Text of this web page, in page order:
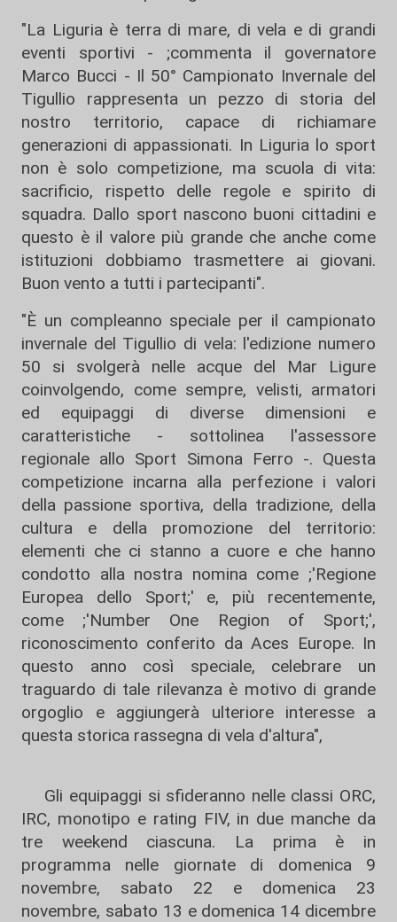
"La Liguria è terra di mare, di vela e di grandi
eventi sportivi - ;commenta il governatore
Marco Bucci - Il 50° Campionato Invernale del
Tigullio rappresenta un pezzo di storia del
nostro territorio, capace di richiamare
generazioni di appassionati. In Liguria lo sport
non è solo competizione, ma scuola di vita:
sacrificio, rispetto delle regole e spirito di
squadra. Dallo sport nascono buoni cittadini e
questo è il valore più grande che anche come
istituzioni dobbiamo trasmettere ai giovani.
Buon vento a tutti i partecipanti".
"È un compleanno speciale per il campionato
invernale del Tigullio di vela: l'edizione numero
50 si svolgerà nelle acque del Mar Ligure
coinvolgendo, come sempre, velisti, armatori
ed equipaggi di diverse dimensioni e
caratteristiche - sottolinea l'assessore
regionale allo Sport Simona Ferro -. Questa
competizione incarna alla perfezione i valori
della passione sportiva, della tradizione, della
cultura e della promozione del territorio:
elementi che ci stanno a cuore e che hanno
condotto alla nostra nomina come ;'Regione
Europea dello Sport;' e, più recentemente,
come ;'Number One Region of Sport;',
riconoscimento conferito da Aces Europe. In
questo anno così speciale, celebrare un
traguardo di tale rilevanza è motivo di grande
orgoglio e aggiungerà ulteriore interesse a
questa storica rassegna di vela d'altura",
Gli equipaggi si sfideranno nelle classi ORC,
IRC, monotipo e rating FIV, in due manche da
tre weekend ciascuna. La prima è in
programma nelle giornate di domenica 9
novembre, sabato 22 e domenica 23
novembre, sabato 13 e domenica 14 dicembre